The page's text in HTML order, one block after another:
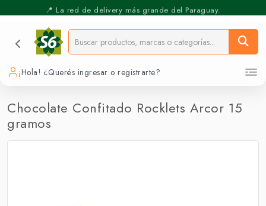
📍 La red de delivery más grande del Paraguay.
⚡️ Pickup Express - Retirás en 30 min.
¡Hola! ¿Querés ingresar o registrarte?
Chocolate Confitado Rocklets Arcor 15
gramos